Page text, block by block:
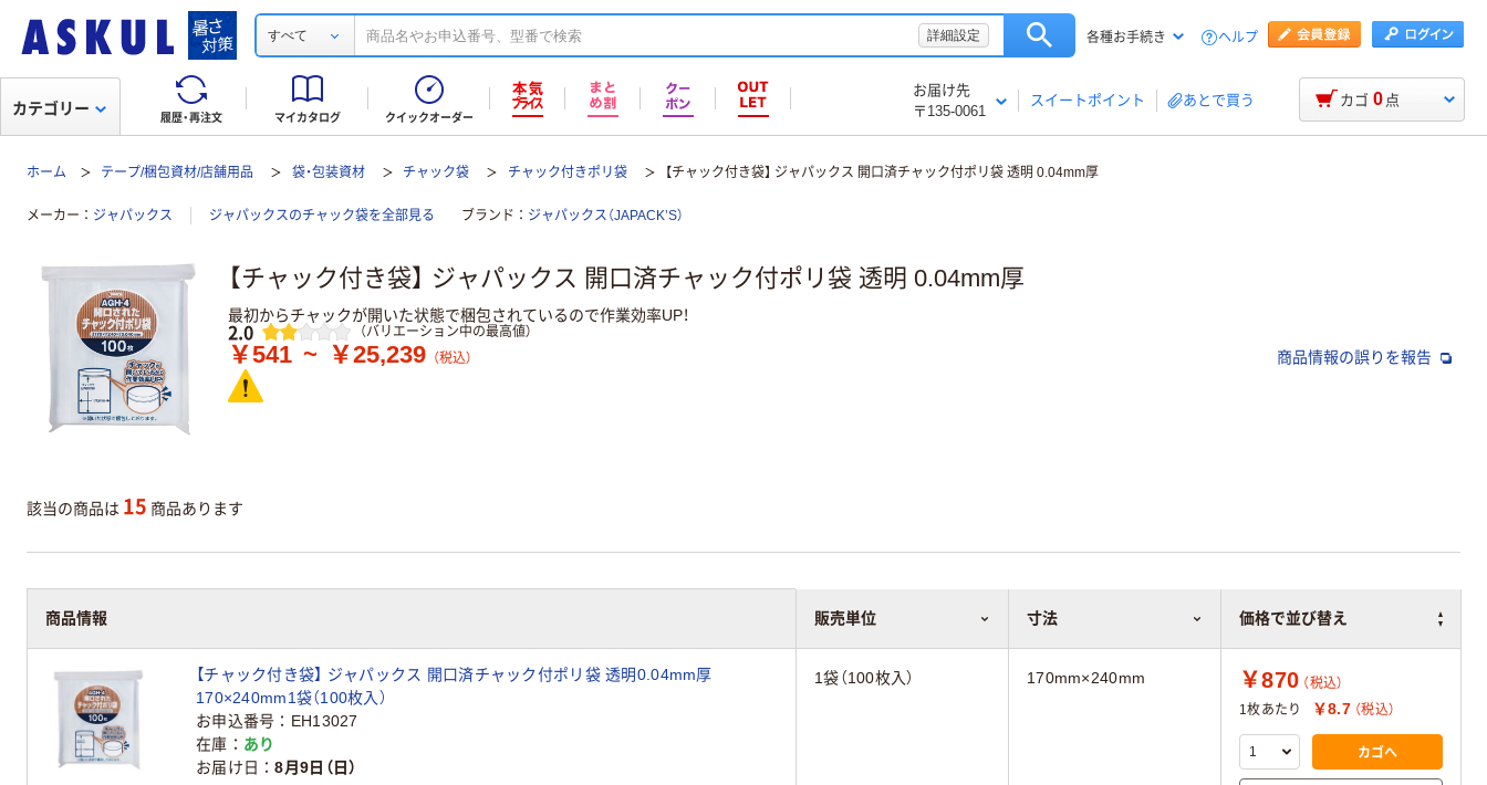
すべて 詳細設定 各種お手続き ヘルプ
履歴・再注文 マイカタログ クイックオーダー
お届け先
〒135-0061
スイートポイント あとで買う
カテゴリー カゴ 0 点
ホーム テープ/梱包資材/店舗用品 袋・包装資材 チャック袋 チャック付きポリ袋 【チャック付き袋】 ジャパックス 開口済チャック付ポリ袋 透明 0.04mm厚
メーカー ジャパックス ジャパックスのチャック袋を全部見る ブランド ジャパックス（JAPACK’S）
【チャック付き袋】 ジャパックス 開口済チャック付ポリ袋 透明 0.04mm厚
最初からチャックが開いた状態で梱包されているので作業効率UP！
レビュー
2.0 （バリエーション中の最高値）
￥541 ~ ￥25,239 （税込） 商品情報の誤りを報告
該当の商品は 15 商品あります
商品情報 販売単位 寸法 価格で並び替え
【チャック付き袋】 ジャパックス 開口済チャック付ポリ袋 透明0.04mm厚
170×240mm1袋（100枚入）
お申込番号
EH13027
在庫
あり
お届け日
8月9日（日）
1袋（100枚入） 170mm×240mm ￥870 （税込）
1枚あたり
￥8.7 （税込）
カゴへ